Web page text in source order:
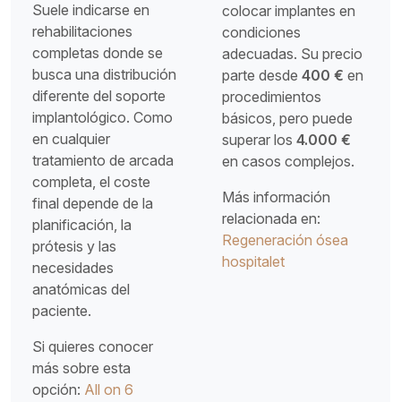
Suele indicarse en
rehabilitaciones
completas donde se
busca una distribución
diferente del soporte
implantológico. Como
en cualquier
tratamiento de arcada
completa, el coste
final depende de la
planificación, la
prótesis y las
necesidades
anatómicas del
paciente.
Si quieres conocer
más sobre esta
opción: All on 6
colocar implantes en
condiciones
adecuadas. Su precio
parte desde 400 € en
procedimientos
básicos, pero puede
superar los 4.000 €
en casos complejos.
Más información
relacionada en:
Regeneración ósea
hospitalet